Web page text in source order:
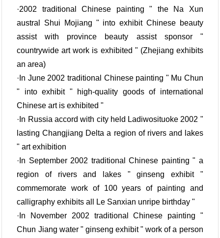
·2002 traditional Chinese painting " the Na Xun
austral Shui Mojiang " into exhibit Chinese beauty
assist with province beauty assist sponsor "
countrywide art work is exhibited " (Zhejiang exhibits
an area)
·In June 2002 traditional Chinese painting " Mu Chun
" into exhibit " high-quality goods of international
Chinese art is exhibited "
·In Russia accord with city held Ladiwosituoke 2002 "
lasting Changjiang Delta a region of rivers and lakes
" art exhibition
·In September 2002 traditional Chinese painting " a
region of rivers and lakes " ginseng exhibit "
commemorate work of 100 years of painting and
calligraphy exhibits all Le Sanxian unripe birthday "
·In November 2002 traditional Chinese painting "
Chun Jiang water " ginseng exhibit " work of a person